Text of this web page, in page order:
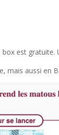
est
mais aussi en